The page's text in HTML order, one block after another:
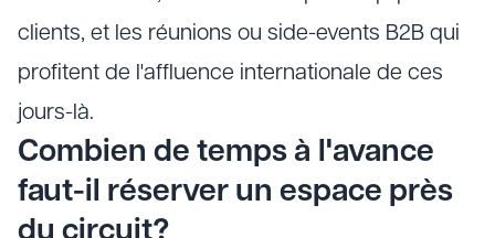
clients, et les réunions ou side-events B2B qui
profitent de l'affluence internationale de ces
jours-là.
Combien de temps à l'avance
faut-il réserver un espace près